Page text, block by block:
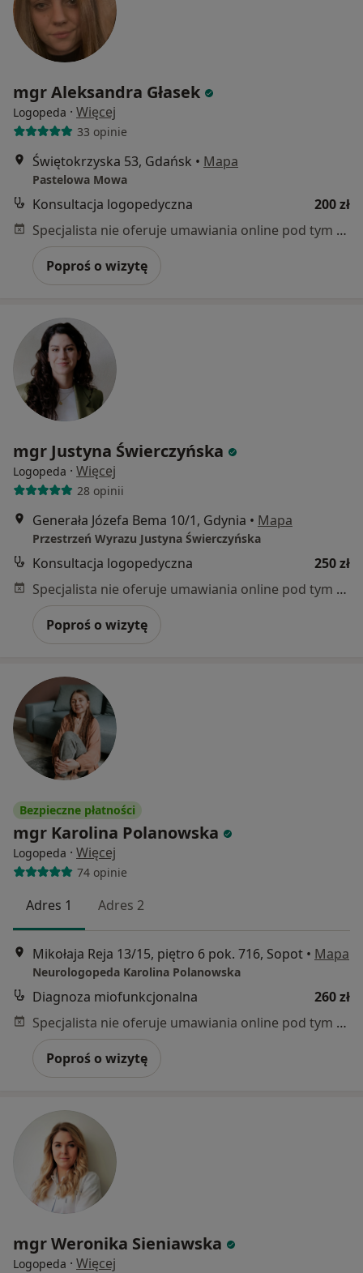
mgr Aleksandra Głasek
Logopeda · Więcej
33 opinie
Świętokrzyska 53, Gdańsk • Mapa
Pastelowa Mowa
Konsultacja logopedyczna
200 zł
Specjalista nie oferuje umawiania online pod tym adresem.
Poproś o wizytę
mgr Justyna Świerczyńska
Logopeda · Więcej
28 opinii
Generała Józefa Bema 10/1, Gdynia • Mapa
Przestrzeń Wyrazu Justyna Świerczyńska
Konsultacja logopedyczna
250 zł
Specjalista nie oferuje umawiania online pod tym adresem.
Poproś o wizytę
Bezpieczne płatności
mgr Karolina Polanowska
Logopeda · Więcej
74 opinie
Adres 1 Adres 2
Mikołaja Reja 13/15, piętro 6 pok. 716, Sopot • Mapa
Neurologopeda Karolina Polanowska
Diagnoza miofunkcjonalna
260 zł
Specjalista nie oferuje umawiania online pod tym adresem.
Poproś o wizytę
mgr Weronika Sieniawska
Logopeda · Więcej